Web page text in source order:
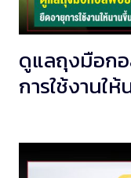
ดูแลถุงมือก
การใช้งานใ